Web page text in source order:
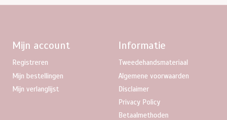
Mijn account
Registreren
Mijn bestellingen
Mijn verlanglijst
Informatie
Tweedehandsmateriaal
Algemene voorwaarden
Disclaimer
Privacy Policy
Betaalmethoden